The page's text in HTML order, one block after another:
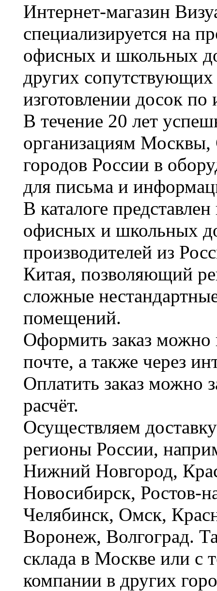
Интернет-магазин
специализируется на
офисных и школьных
других сопутствующих
изготовлении досок по
В течение 20 лет
организациям Москвы,
городов России в
для письма и
В каталоге
офисных и школьных
производителей из
Китая, позволяющий
сложные
помещений.
Оформить заказ можно
почте, а также через
Оплатить заказ можно
расчёт.
Осуществляем
регионы России,
Нижний Новгород,
Новосибирск, Ростов-
Челябинск, Омск,
Воронеж, Волгоград.
склада в Москве или с
компании в других